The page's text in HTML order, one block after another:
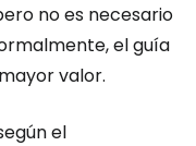
no es necesario
el guía
valor.
el